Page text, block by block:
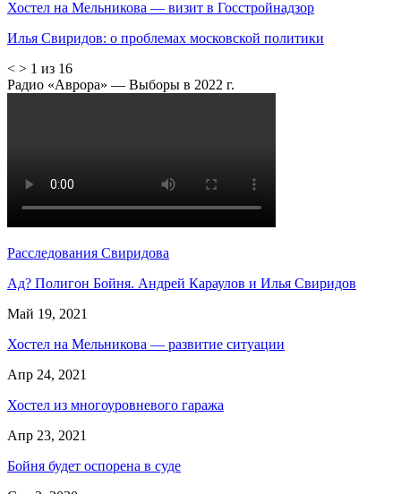
Хостел на Мельникова — визит в Госстройнадзор
Илья Свиридов: о проблемах московской политики
< > 1 из 16
Радио «Аврора» — Выборы в 2022 г.
Расследования Свиридова
Ад? Полигон Бойня. Андрей Караулов и Илья Свиридов
Май 19, 2021
Хостел на Мельникова — развитие ситуации
Апр 24, 2021
Хостел из многоуровневого гаража
Апр 23, 2021
Бойня будет оспорена в суде